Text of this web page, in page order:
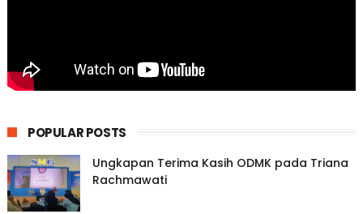
POPULAR POSTS
Ungkapan Terima Kasih ODMK pada Triana
Rachmawati